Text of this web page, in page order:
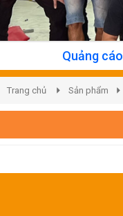
Quảng cáo - Thiết kế
Trang chủ Sản phẩm